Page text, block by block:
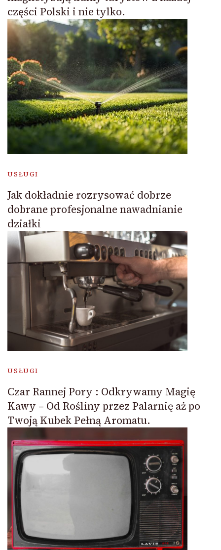
części Polski i nie tylko.
USŁUGI
Jak dokładnie rozrysować dobrze
dobrane profesjonalne nawadnianie
działki
USŁUGI
Czar Rannej Pory : Odkrywamy Magię
Kawy – Od Rośliny przez Palarnię aż po
Twoją Kubek Pełną Aromatu.